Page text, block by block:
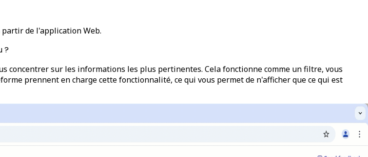
de l'application Web.
?
concentrer sur les informations les plus pertinentes. Cela fonctionne comme un filtre, vous
prennent en charge cette fonctionnalité, ce qui vous permet de n'afficher que ce qui est